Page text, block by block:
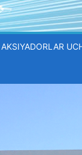
AKSIYADORLAR